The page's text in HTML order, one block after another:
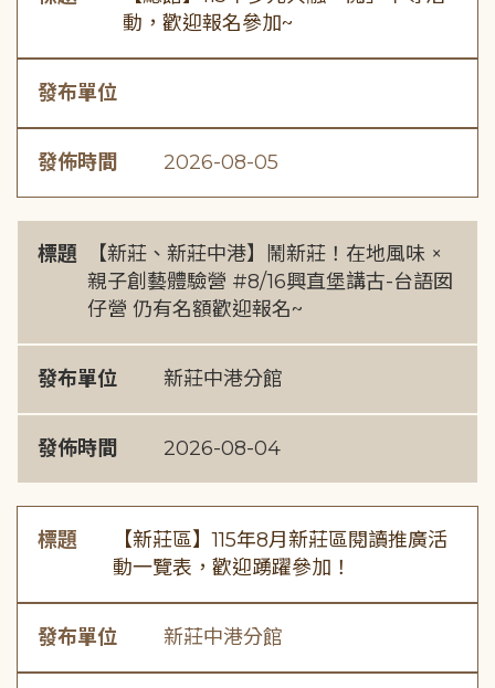
動，歡迎報名參加~
發布單位
發佈時間 2026-08-05
標題
【新莊、新莊中港】鬧新莊！在地風味 ×
親子創藝體驗營 #8/16興直堡講古-台語囡
仔營 仍有名額歡迎報名~
發布單位 新莊中港分館
發佈時間 2026-08-04
標題
【新莊區】115年8月新莊區閱讀推廣活
動一覽表，歡迎踴躍參加！
發布單位 新莊中港分館